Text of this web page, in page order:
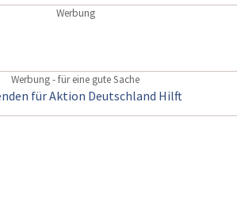
Werbung
Werbung - für eine gute Sache